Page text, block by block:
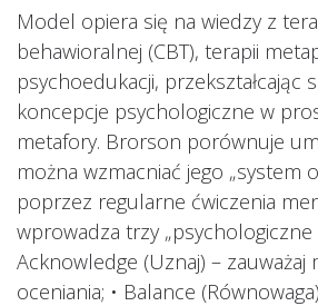
Model opiera się na wiedzy z
behawioralnej (CBT), terapii
psychoedukacji, przekształcając
koncepcje psychologiczne w
metafory. Brorson porównuje
można wzmacniać jego „system
poprzez regularne ćwiczenia
wprowadza trzy „psychologiczne
Acknowledge (Uznaj) – zauważaj
oceniania; • Balance